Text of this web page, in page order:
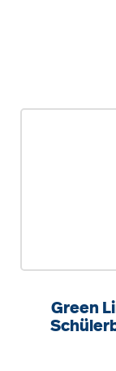
Green